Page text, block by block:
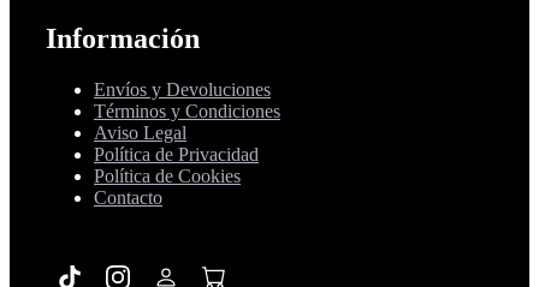
Información
Envíos y Devoluciones
Términos y Condiciones
Aviso Legal
Política de Privacidad
Política de Cookies
Contacto